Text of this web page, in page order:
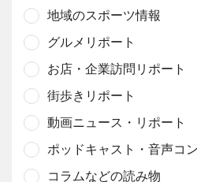
地域のスポーツ情報
グルメリポート
お店・企業訪問リポート
街歩きリポート
動画ニュース・リポート
ポッドキャスト・音声コ
コラムなどの読み物